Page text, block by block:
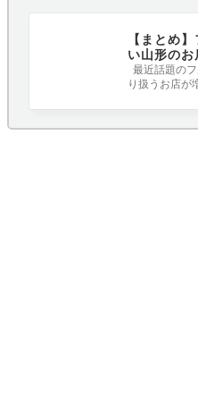
【まとめ
い山形のお
版
最近話題の
り扱うお店が